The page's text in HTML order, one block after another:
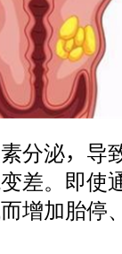
分泌，导
差。即使
增加胎停